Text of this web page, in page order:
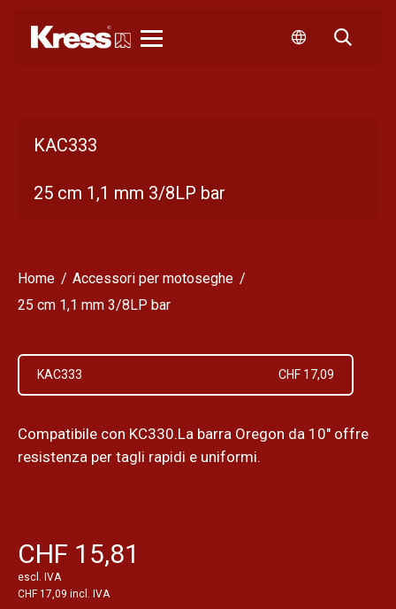
KAC333
25 cm 1,1 mm 3/8LP bar
Home
Accessori per motoseghe
25 cm 1,1 mm 3/8LP bar
KAC333 CHF 17,09
Compatibile con KC330.La barra Oregon da 10" offre
resistenza per tagli rapidi e uniformi.
CHF 15,81
escl. IVA
CHF 17,09 incl. IVA